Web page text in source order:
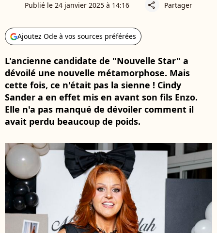
Publié le 24 janvier 2025 à 14:16 share Partager
Ajoutez Ode à vos sources préférées
L'ancienne candidate de "Nouvelle Star" a
dévoilé une nouvelle métamorphose. Mais
cette fois, ce n'était pas la sienne ! Cindy
Sander a en effet mis en avant son fils Enzo.
Elle n'a pas manqué de dévoiler comment il
avait perdu beaucoup de poids.